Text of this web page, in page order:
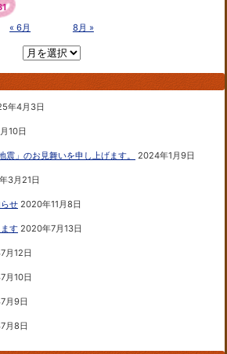
« 6月
8月 »
年4月3日
10日
」のお見舞いを申し上げます。 2024年1月9日
3月21日
せ 2020年11月8日
す 2020年7月13日
月12日
月10日
月9日
月8日